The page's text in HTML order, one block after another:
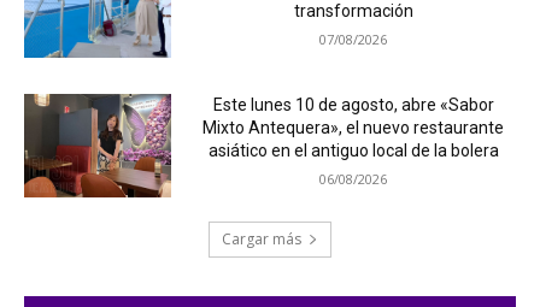
transformación
07/08/2026
Este lunes 10 de agosto, abre «Sabor
Mixto Antequera», el nuevo restaurante
asiático en el antiguo local de la bolera
06/08/2026
Cargar más